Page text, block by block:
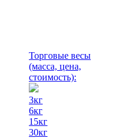
Торговые весы
(масса, цена,
стоимость):
3кг
6кг
15кг
30кг